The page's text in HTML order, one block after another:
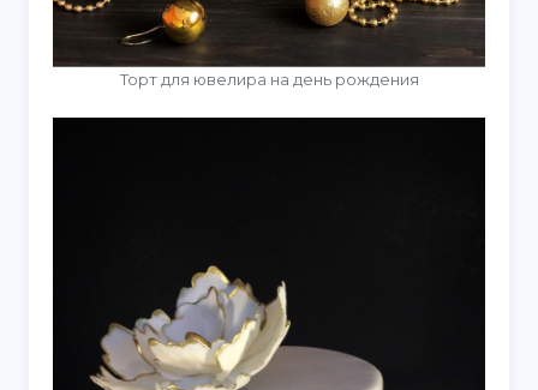
Торт для ювелира на день рождения